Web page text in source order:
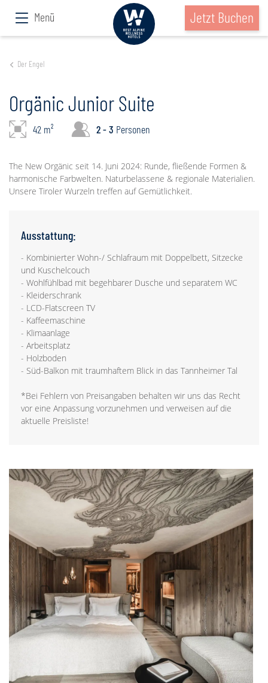
Menü Jetzt Buchen
Der Engel
Orgänic Junior Suite
42 m² 2 - 3 Personen
The New Orgänic seit 14. Juni 2024: Runde, fließende Formen &
harmonische Farbwelten. Naturbelassene & regionale Materialien.
Unsere Tiroler Wurzeln treffen auf Gemütlichkeit.
Ausstattung:
- Kombinierter Wohn-/ Schlafraum mit Doppelbett, Sitzecke
und Kuschelcouch
- Wohlfühlbad mit begehbarer Dusche und separatem WC
- Kleiderschrank
- LCD-Flatscreen TV
- Kaffeemaschine
- Klimaanlage
- Arbeitsplatz
- Holzboden
- Süd-Balkon mit traumhaftem Blick in das Tannheimer Tal
*Bei Fehlern von Preisangaben behalten wir uns das Recht
vor eine Anpassung vorzunehmen und verweisen auf die
aktuelle Preisliste!